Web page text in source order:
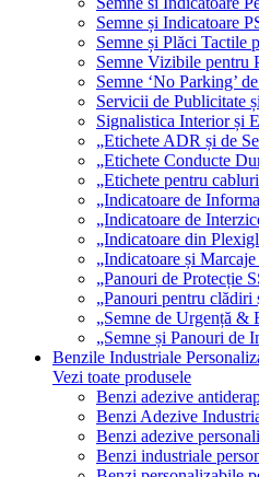
Semne și Indicatoare
Semne și Plăci Tactile
Semne Vizibile pentru
Semne ‘No Parking’
Servicii de Publicitate
Signalistica Interior și
„Etichete ADR și de
„Etichete Conducte
„Etichete pentru
„Indicatoare de
„Indicatoare de
„Indicatoare din
„Indicatoare și
„Panouri de Protecție
„Panouri pentru
„Semne de Urgență &
„Semne și Panouri de
Benzile Industriale
Vezi toate produsele
Benzi adezive
Benzi Adezive
Benzi adezive
Benzi industriale